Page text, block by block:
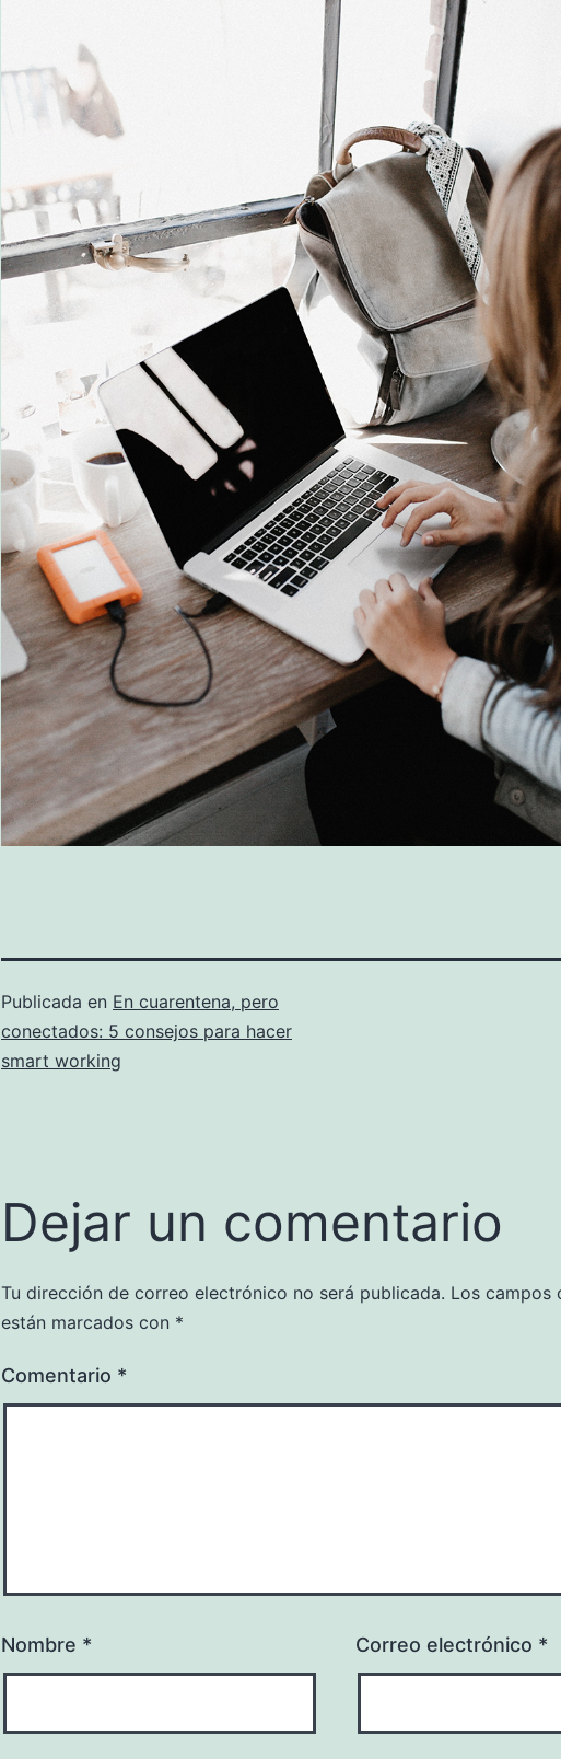
Publicada en En cuarentena, pero
conectados: 5 consejos para hacer
smart working
Dejar un comentario
Tu dirección de correo electrónico no será publicada. Los campos
están marcados con *
Comentario *
Nombre * Correo electrónico *